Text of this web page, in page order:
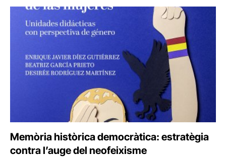
Memòria històrica democràtica: estratègia
contra l’auge del neofeixisme